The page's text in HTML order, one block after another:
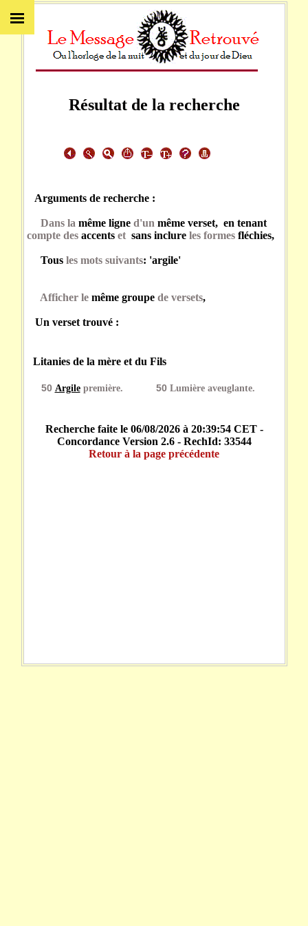
Résultat de la recherche
Arguments de recherche :
Dans la même ligne d'un même verset, en tenant
compte des accents et sans inclureles formes fléchies,
Tous les mots suivants: 'argile'
Afficher le même groupede versets,
Un verset trouvé :
Litanies de la mère et du Fils
50 Argilepremière. 50 Lumière aveuglante.
Recherche faite le 06/08/2026 à 20:39:54 CET -
Concordance Version 2.6 - RechId: 33544
Retour à la page précédente